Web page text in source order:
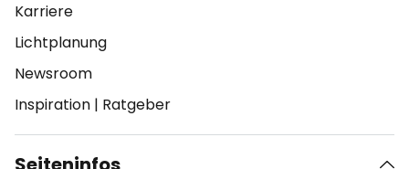
Karriere
Lichtplanung
Newsroom
Inspiration | Ratgeber